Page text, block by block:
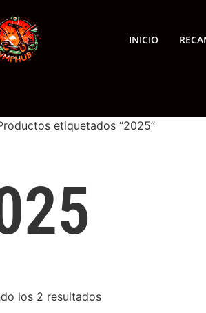
INICIO
etiquetados “2025”
los 2 resultados